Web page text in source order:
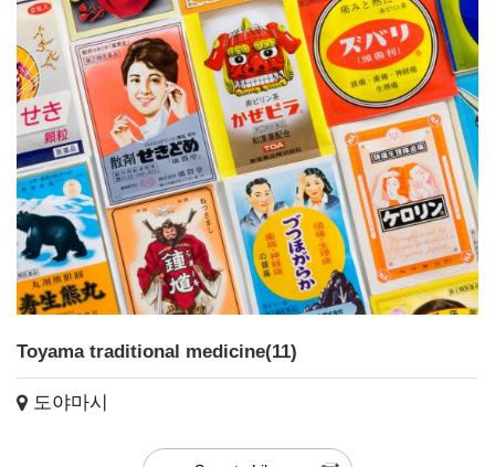
Toyama traditional medicine(11)
도야마시